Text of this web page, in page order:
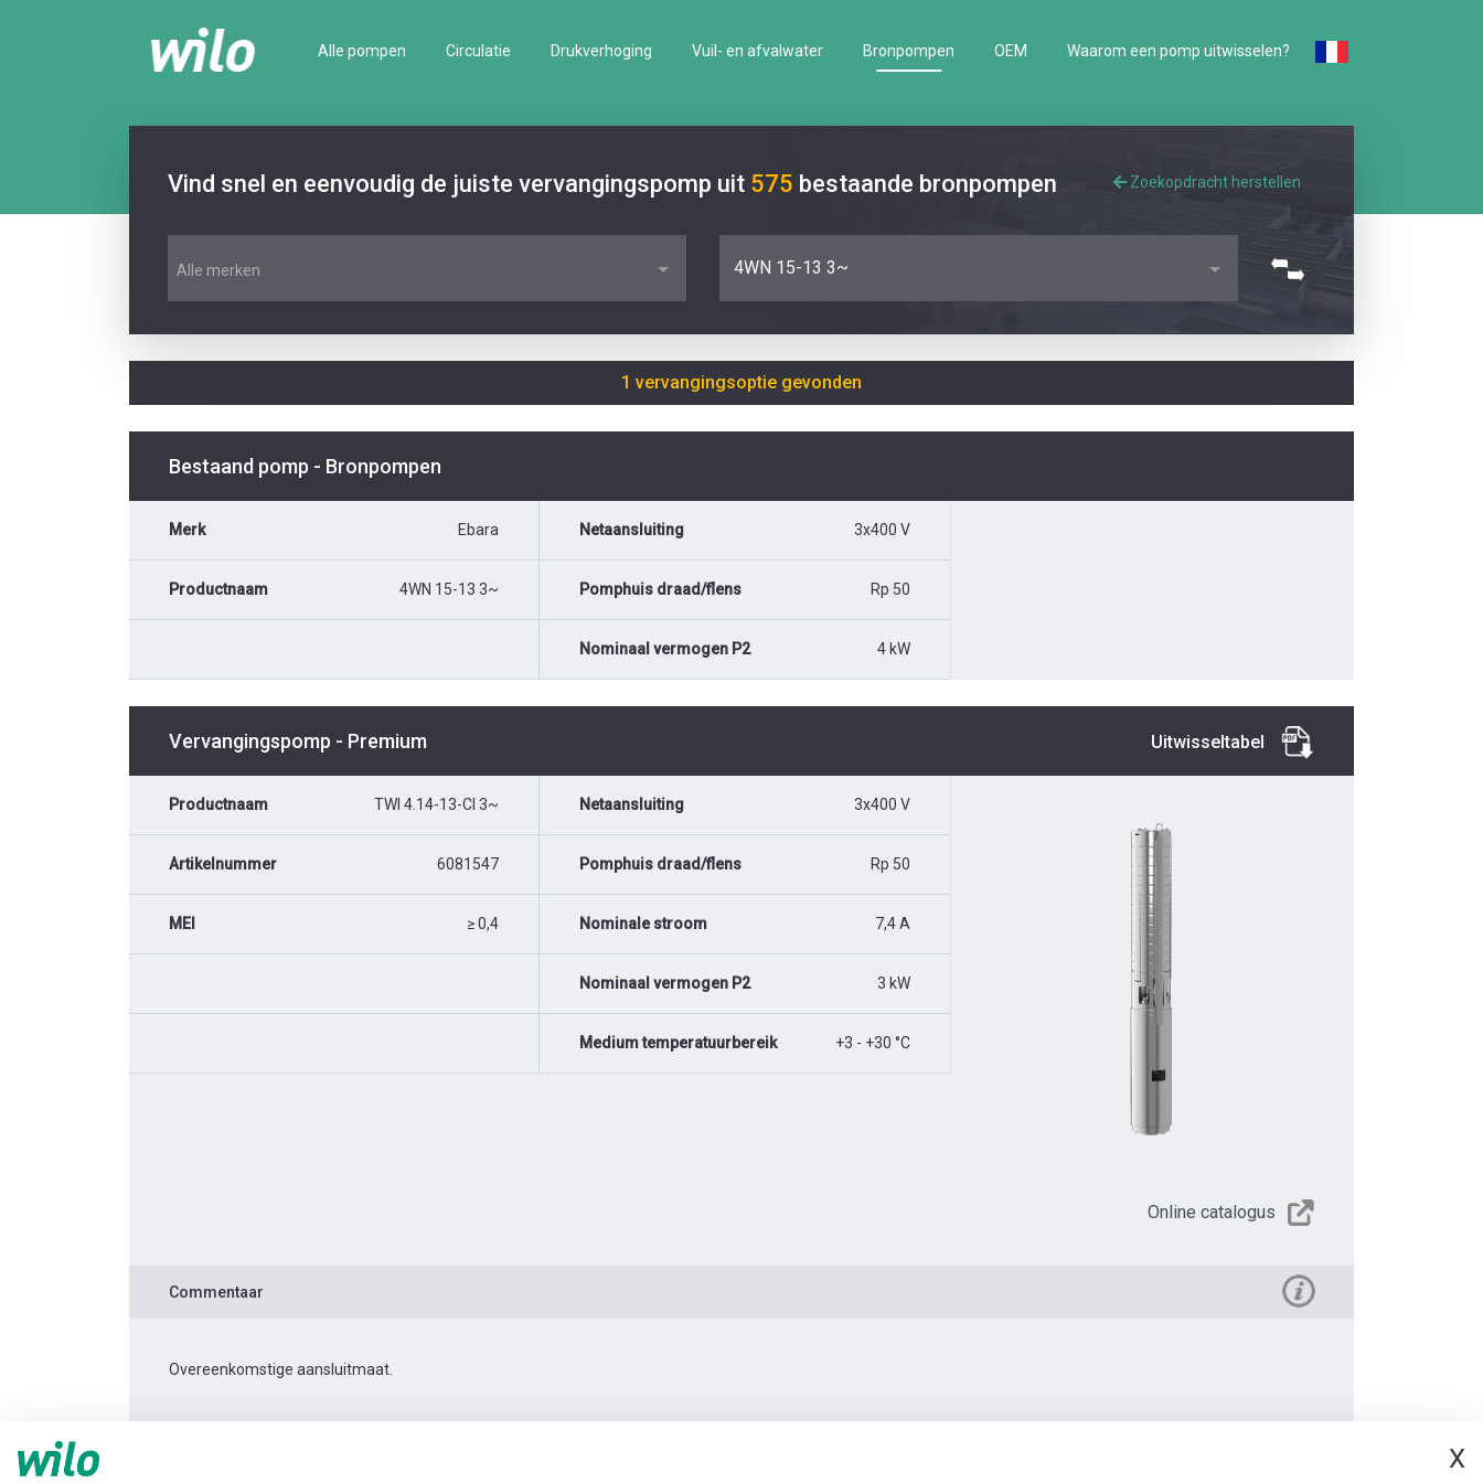
X
Alle pompen Circulatie Drukverhoging Vuil- en afvalwater Bronpompen OEM Waarom een pomp uitwisselen?
Vind snel en eenvoudig de juiste vervangingspomp uit 575 bestaande bronpompen Zoekopdracht herstellen
Alle merken 4WN 15-13 3~
1 vervangingsoptie gevonden
Bestaand pomp - Bronpompen
Merk Ebara
Productnaam 4WN 15-13 3~
Netaansluiting 3x400 V
Pomphuis draad/flens Rp 50
Nominaal vermogen P2 4 kW
Vervangingspomp - Premium Uitwisseltabel
Productnaam TWI 4.14-13-CI 3~
Artikelnummer 6081547
MEI ≥ 0,4
Netaansluiting 3x400 V
Pomphuis draad/flens Rp 50
Nominale stroom 7,4 A
Nominaal vermogen P2 3 kW
Medium temperatuurbereik +3 - +30 °C
Online catalogus
Commentaar
Overeenkomstige aansluitmaat.